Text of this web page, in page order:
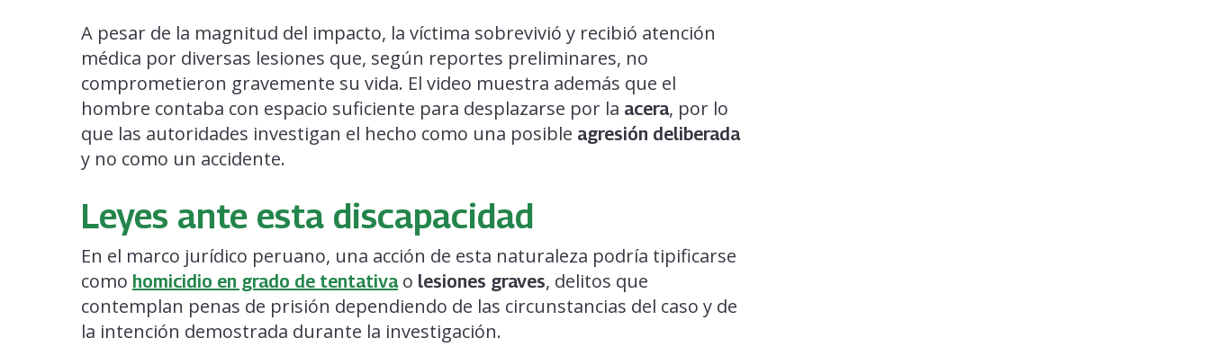
A pesar de la magnitud del impacto, la víctima sobrevivió y recibió atención
médica por diversas lesiones que, según reportes preliminares, no
comprometieron gravemente su vida. El video muestra además que el
hombre contaba con espacio suficiente para desplazarse por la acera, por lo
que las autoridades investigan el hecho como una posible agresión deliberada
y no como un accidente.
Leyes ante esta discapacidad
En el marco jurídico peruano, una acción de esta naturaleza podría tipificarse
como homicidio en grado de tentativao lesiones graves, delitos que
contemplan penas de prisión dependiendo de las circunstancias del caso y de
la intención demostrada durante la investigación.